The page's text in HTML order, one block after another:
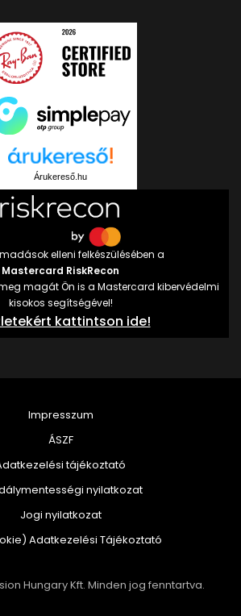
Árukereső.hu
elleni felkészülésében a
Mastercard RiskRecon
magát Ön is a Mastercard kibervédelmi
kisokos segítségével!
kattintson ide!
Hungary Kft. Minden jog fenntartva.
Impresszum
ÁSZF
tájékoztató
nyilatkozat
Jogi nyilatkozat
Adatkezelési Tájékoztató